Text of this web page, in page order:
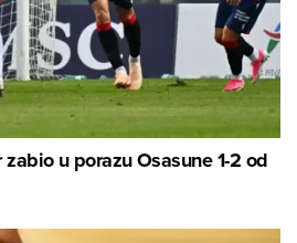
u porazu Osasune 1-2 od